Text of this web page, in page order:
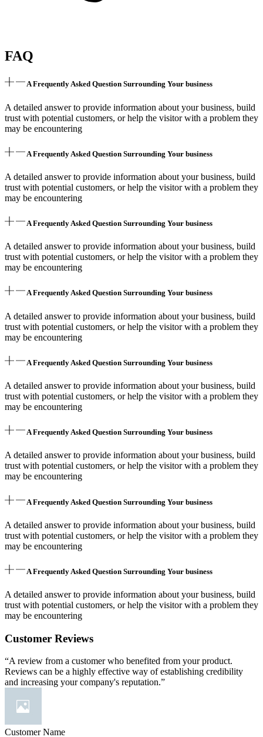
FAQ
A Frequently Asked Question Surrounding Your business
A detailed answer to provide information about your business, build
trust with potential customers, or help the visitor with a problem they
may be encountering
A Frequently Asked Question Surrounding Your business
A detailed answer to provide information about your business, build
trust with potential customers, or help the visitor with a problem they
may be encountering
A Frequently Asked Question Surrounding Your business
A detailed answer to provide information about your business, build
trust with potential customers, or help the visitor with a problem they
may be encountering
A Frequently Asked Question Surrounding Your business
A detailed answer to provide information about your business, build
trust with potential customers, or help the visitor with a problem they
may be encountering
A Frequently Asked Question Surrounding Your business
A detailed answer to provide information about your business, build
trust with potential customers, or help the visitor with a problem they
may be encountering
A Frequently Asked Question Surrounding Your business
A detailed answer to provide information about your business, build
trust with potential customers, or help the visitor with a problem they
may be encountering
A Frequently Asked Question Surrounding Your business
A detailed answer to provide information about your business, build
trust with potential customers, or help the visitor with a problem they
may be encountering
A Frequently Asked Question Surrounding Your business
A detailed answer to provide information about your business, build
trust with potential customers, or help the visitor with a problem they
may be encountering
Customer Reviews
“A review from a customer who benefited from your product.
Reviews can be a highly effective way of establishing credibility
and increasing your company's reputation.”
Customer Name